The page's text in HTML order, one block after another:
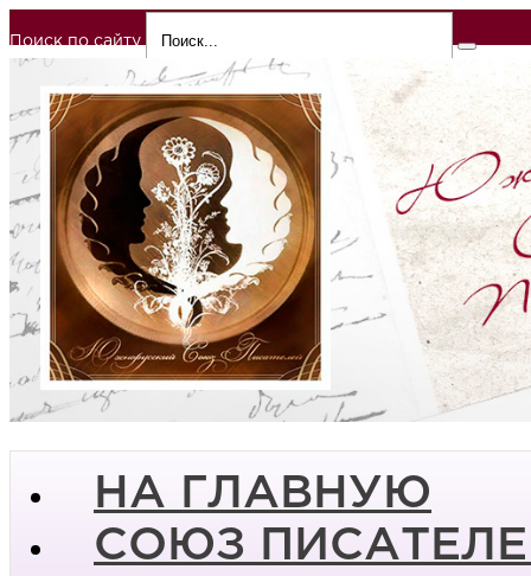
Поиск по сайту
НА ГЛАВНУЮ
СОЮЗ